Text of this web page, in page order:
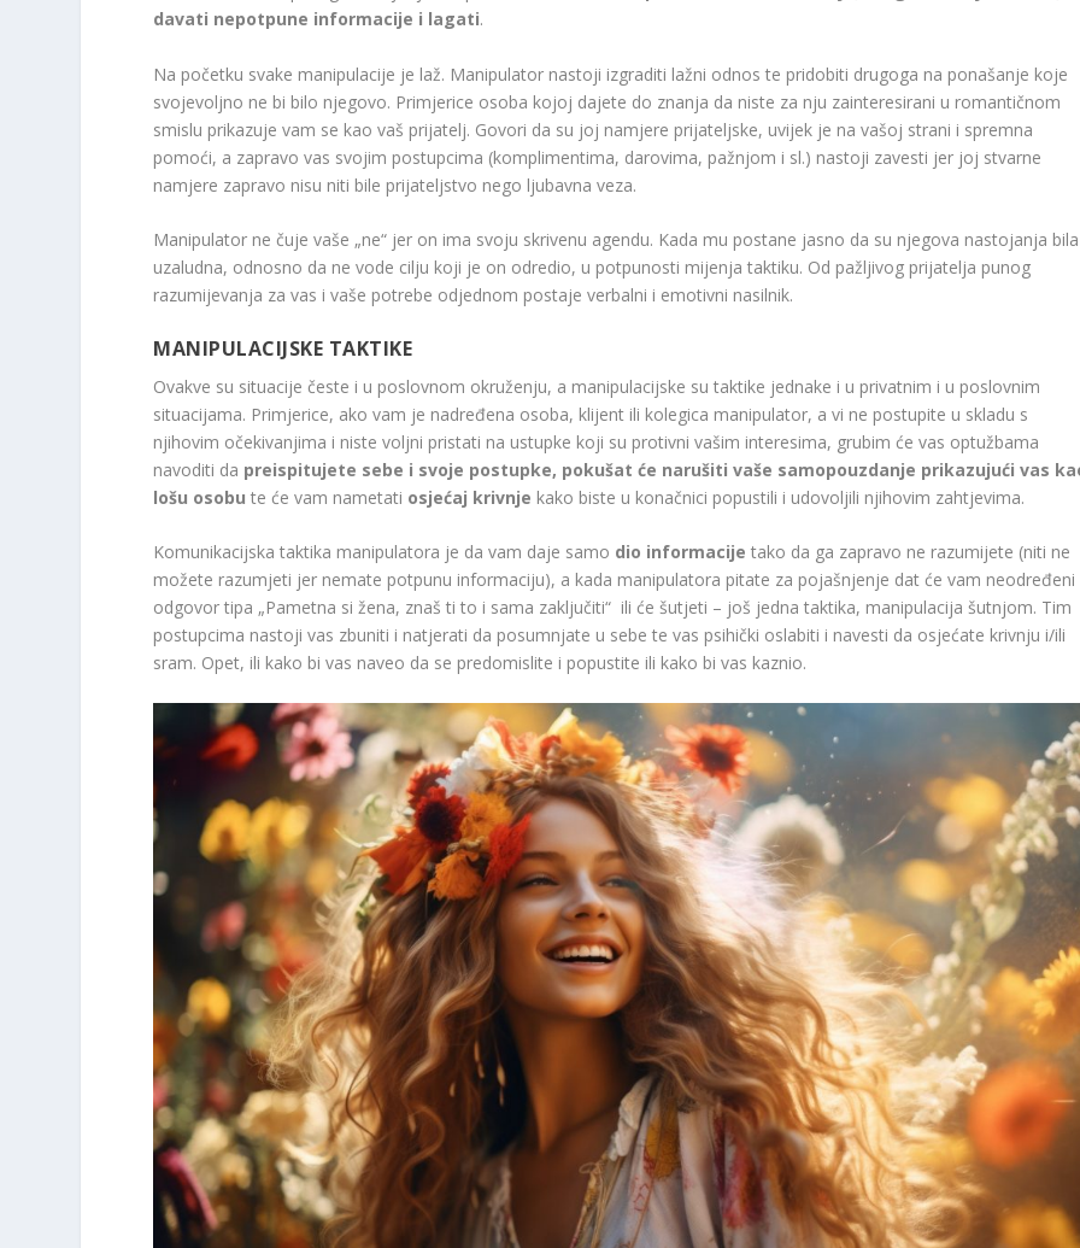
davati nepotpune informacije i lagati.
Na početku svake manipulacije je laž. Manipulator nastoji izgraditi lažni odnos te pridobiti drugoga na ponašanje koje
svojevoljno ne bi bilo njegovo. Primjerice osoba kojoj dajete do znanja da niste za nju zainteresirani u romantičnom
smislu prikazuje vam se kao vaš prijatelj. Govori da su joj namjere prijateljske, uvijek je na vašoj strani i spremna
pomoći, a zapravo vas svojim postupcima (komplimentima, darovima, pažnjom i sl.) nastoji zavesti jer joj stvarne
namjere zapravo nisu niti bile prijateljstvo nego ljubavna veza.
Manipulator ne čuje vaše „ne“ jer on ima svoju skrivenu agendu. Kada mu postane jasno da su njegova nastojanja bila
uzaludna, odnosno da ne vode cilju koji je on odredio, u potpunosti mijenja taktiku. Od pažljivog prijatelja punog
razumijevanja za vas i vaše potrebe odjednom postaje verbalni i emotivni nasilnik.
MANIPULACIJSKE TAKTIKE
Ovakve su situacije česte i u poslovnom okruženju, a manipulacijske su taktike jednake i u privatnim i u poslovnim
situacijama. Primjerice, ako vam je nadređena osoba, klijent ili kolegica manipulator, a vi ne postupite u skladu s
njihovim očekivanjima i niste voljni pristati na ustupke koji su protivni vašim interesima, grubim će vas optužbama
navoditi da preispitujete sebe i svoje postupke, pokušat će narušiti vaše samopouzdanje prikazujući vas
lošu osobu te će vam nametati osjećaj krivnje kako biste u konačnici popustili i udovoljili njihovim zahtjevima.
Komunikacijska taktika manipulatora je da vam daje samo dio informacije tako da ga zapravo ne razumijete (niti ne
možete razumjeti jer nemate potpunu informaciju), a kada manipulatora pitate za pojašnjenje dat će vam neodređeni
odgovor tipa „Pametna si žena, znaš ti to i sama zaključiti“ ili će šutjeti – još jedna taktika, manipulacija šutnjom. Tim
postupcima nastoji vas zbuniti i natjerati da posumnjate u sebe te vas psihički oslabiti i navesti da osjećate krivnju i/ili
sram. Opet, ili kako bi vas naveo da se predomislite i popustite ili kako bi vas kaznio.